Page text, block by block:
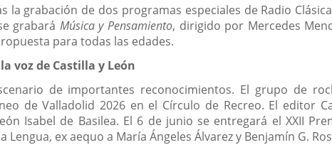
la grabación de dos programas especiales de Radio
grabará Música y Pensamiento, dirigido por Mercedes
para todas las edades.
voz de Castilla y León
de importantes reconocimientos. El grupo de
de Valladolid 2026 en el Círculo de Recreo. El editor
Isabel de Basilea. El 6 de junio se entregará el XXII
Lengua, ex aequo a María Ángeles Álvarez y Benjamín G.